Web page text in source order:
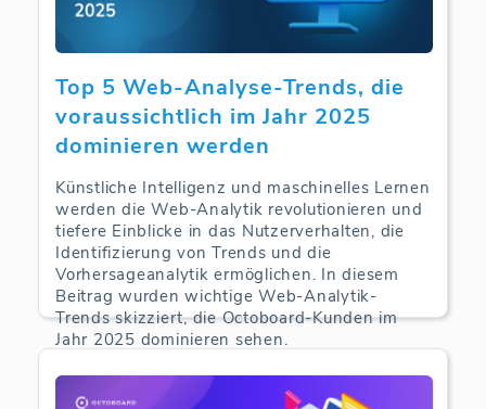
Top 5 Web-Analyse-Trends, die
voraussichtlich im Jahr 2025
dominieren werden
Künstliche Intelligenz und maschinelles Lernen
werden die Web-Analytik revolutionieren und
tiefere Einblicke in das Nutzerverhalten, die
Identifizierung von Trends und die
Vorhersageanalytik ermöglichen. In diesem
Beitrag wurden wichtige Web-Analytik-
Trends skizziert, die Octoboard-Kunden im
Jahr 2025 dominieren sehen.